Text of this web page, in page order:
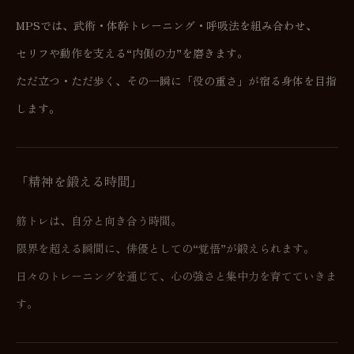
MPSでは、武術・体幹トレーニング・呼吸法を組み合わせ、
セリフや動作を支える“内側の力”を磨きます。
ただ立つ・ただ歩く、その一瞬に「役の重さ」が宿る身体を目指
します。
「精神を鍛える時間」
筋トレは、自分と向き合う時間。
限界を超える瞬間に、俳優としての“覚悟”が鍛えられます。
日々のトレーニングを通じて、心の強さと集中力を育てていきま
す。